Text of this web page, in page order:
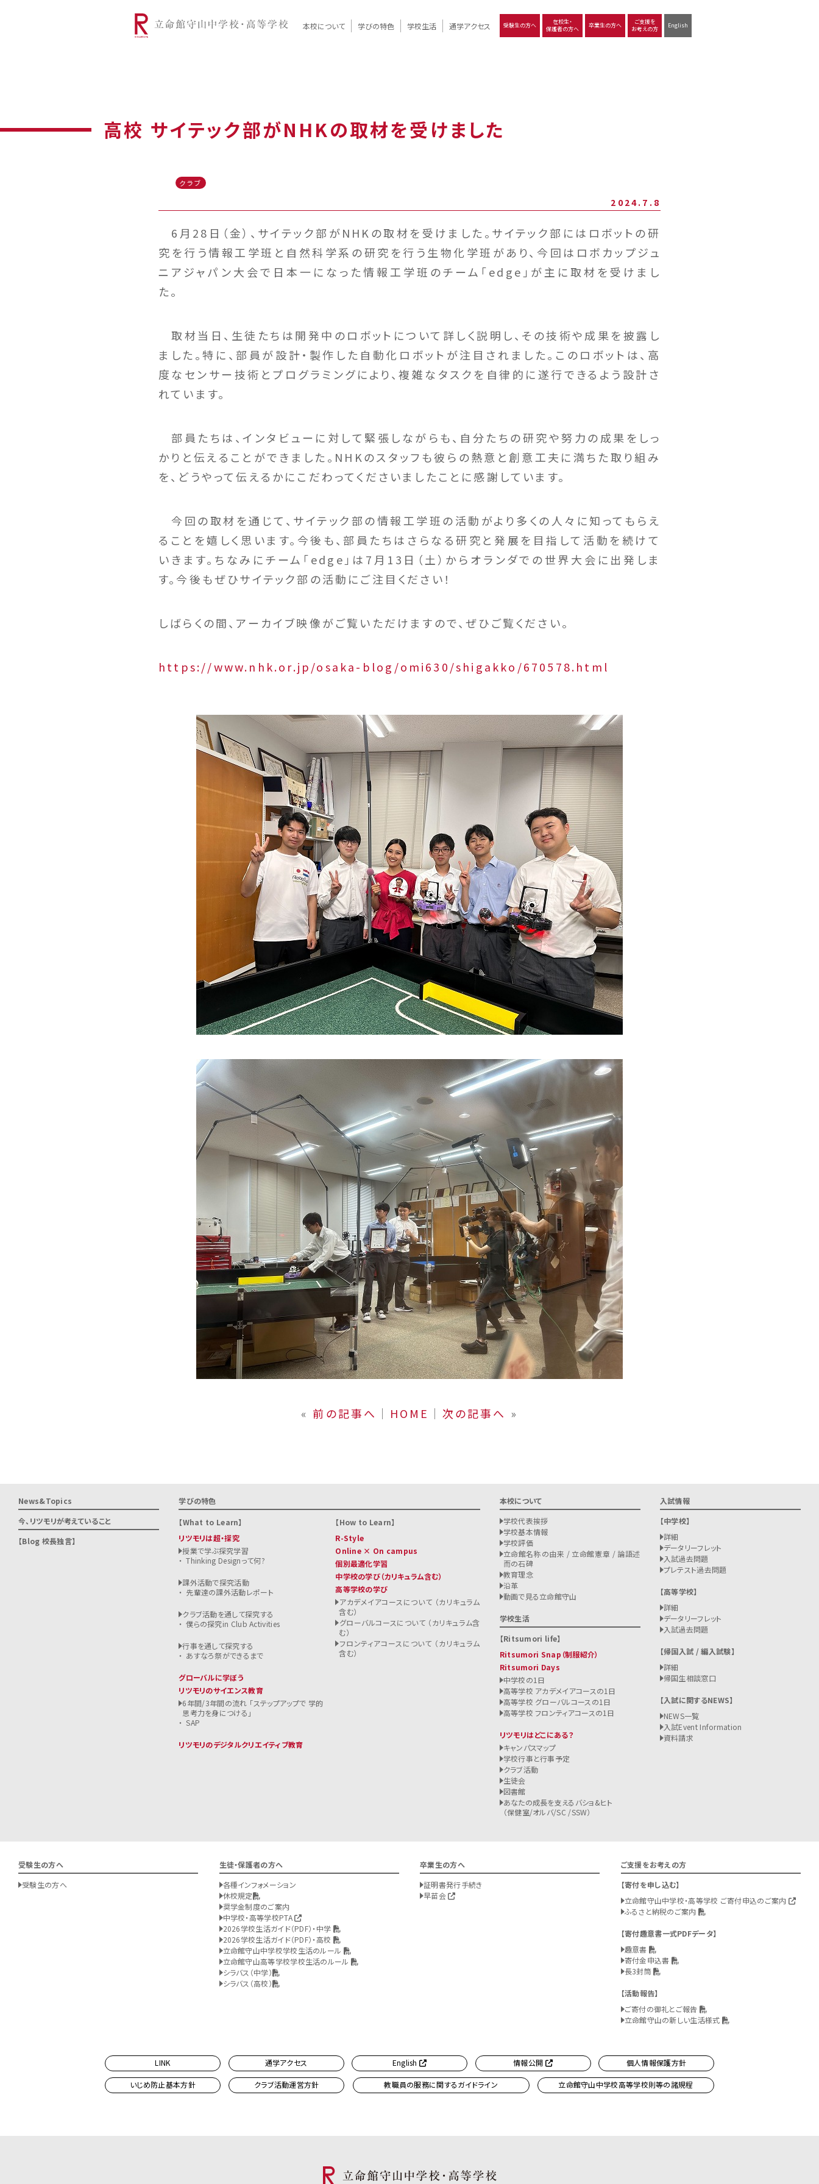
本校について 学びの特色 学校生活 通学アクセス 受験生の方へ
在校生・
保護者の方へ
卒業生の方へ
ご支援を
お考えの方
English
高校 サイテック部がNHKの取材を受けました
クラブ
2024.7.8
6月28日（金）、サイテック部がNHKの取材を受けました。サイテック部にはロボットの研
究を行う情報工学班と自然科学系の研究を行う生物化学班があり、今回はロボカップジュ
ニアジャパン大会で日本一になった情報工学班のチーム「edge」が主に取材を受けまし
た。
取材当日、生徒たちは開発中のロボットについて詳しく説明し、その技術や成果を披露し
ました。特に、部員が設計・製作した自動化ロボットが注目されました。このロボットは、高
度なセンサー技術とプログラミングにより、複雑なタスクを自律的に遂行できるよう設計さ
れています。
部員たちは、インタビューに対して緊張しながらも、自分たちの研究や努力の成果をしっ
かりと伝えることができました。NHKのスタッフも彼らの熱意と創意工夫に満ちた取り組み
を、どうやって伝えるかにこだわってくださいましたことに感謝しています。
今回の取材を通じて、サイテック部の情報工学班の活動がより多くの人々に知ってもらえ
ることを嬉しく思います。今後も、部員たちはさらなる研究と発展を目指して活動を続けて
いきます。ちなみにチーム「edge」は7月13日（土）からオランダでの世界大会に出発しま
す。今後もぜひサイテック部の活動にご注目ください！
しばらくの間、アーカイブ映像がご覧いただけますので、ぜひご覧ください。
https://www.nhk.or.jp/osaka-blog/omi630/shigakko/670578.html
« 前の記事へ │ HOME │ 次の記事へ »
News&Topics
今、リツモリが考えていること
Blog 校長独言
学びの特色
What to Learn
リツモリは超・探究
授業で学ぶ探究学習
Thinking Designって何?
課外活動で探究活動
先輩達の課外活動レポート
クラブ活動を通して探究する
僕らの探究in Club Activities
行事を通して探究する
あすなろ祭ができるまで
グローバルに学ぼう
リツモリのサイエンス教育
6年間/3年間の流れ 「ステップアップで 学的
思考力を身につける」
SAP
リツモリのデジタルクリエイティブ教育
How to Learn
R-Style
Online × On campus
個別最適化学習
中学校の学び（カリキュラム含む）
高等学校の学び
アカデメイアコースについて （カリキュラム
含む）
グローバルコースについて （カリキュラム含
む）
フロンティアコースについて （カリキュラム
含む）
本校について
学校代表挨拶
学校基本情報
学校評価
立命館名称の由来 / 立命館憲章 / 論語述
而の石碑
教育理念
沿革
動画で見る立命館守山
学校生活
Ritsumori life
Ritsumori Snap（制服紹介）
Ritsumori Days
中学校の1日
高等学校 アカデメイアコースの1日
高等学校 グローバルコースの1日
高等学校 フロンティアコースの1日
リツモリはどこにある？
キャンパスマップ
学校行事と行事予定
クラブ活動
生徒会
図書館
あなたの成長を支えるバショ&ヒト
（保健室/オルバ/SC /SSW）
入試情報
中学校
詳細
データリーフレット
入試過去問題
プレテスト過去問題
高等学校
詳細
データリーフレット
入試過去問題
帰国入試 / 編入試験
詳細
帰国生相談窓口
入試に関するNEWS
NEWS一覧
入試Event Information
資料請求
受験生の方へ
受験生の方へ
生徒・保護者の方へ
各種インフォメーション
休校規定
奨学金制度のご案内
中学校・高等学校PTA
2026学校生活ガイド（PDF）・中学
2026学校生活ガイド（PDF）・高校
立命館守山中学校学校生活のルール
立命館守山高等学校学校生活のルール
シラバス（中学）
シラバス（高校）
卒業生の方へ
証明書発行手続き
早苗会
ご支援をお考えの方
寄付を申し込む
立命館守山中学校・高等学校 ご寄付申込のご案内
ふるさと納税のご案内
寄付趣意書一式PDFデータ
趣意書
寄付金申込書
長3封筒
活動報告
ご寄付の御礼とご報告
立命館守山の新しい生活様式
LINK 通学アクセス English 情報公開 個人情報保護方針
いじめ防止基本方針 クラブ活動運営方針 教職員の服務に関するガイドライン 立命館守山中学校高等学校則等の諸規程